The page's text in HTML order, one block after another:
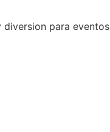
diversion para eventos